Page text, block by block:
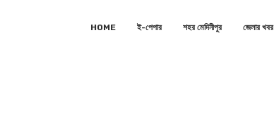
HOME ই-পেপার শহর মেদিনীপুর জেলার খবর